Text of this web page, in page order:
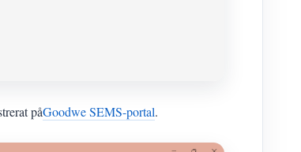
påGoodwe SEMS-portal.